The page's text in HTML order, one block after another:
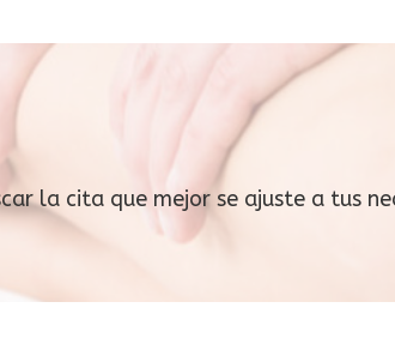
la cita que mejor se ajuste a tus